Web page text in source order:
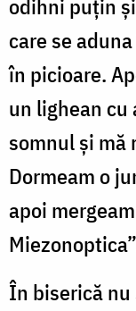
odihni puțin
care se
în picioare.
un lighean cu
somnul și mă
Dormeam o
apoi
În biserică nu